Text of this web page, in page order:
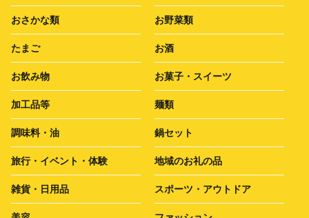
おさかな類 お野菜類
たまご お酒
お飲み物 お菓子・スイーツ
加工品等 麺類
調味料・油 鍋セット
旅行・イベント・体験 地域のお礼の品
雑貨・日用品 スポーツ・アウトドア